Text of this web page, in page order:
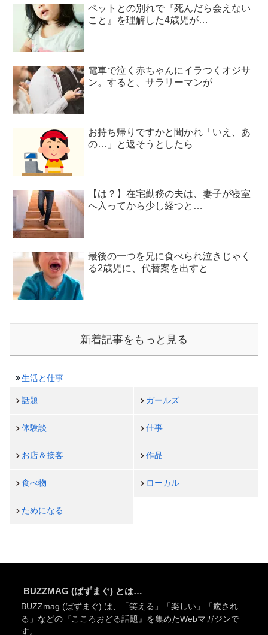
ペットとの別れで『死んだら会えない
こと』を理解した4歳児が…
電車で泣く赤ちゃんにイラつくオジサ
ン。すると、サラリーマンが
お持ち帰りですかと聞かれ「いえ、あ
の…」と返そうとしたら
【は？】在宅勤務の夫は、妻子が寝室
へ入ってから少し経つと…
最後の一つを兄に食べられ泣きじゃく
る2歳児に、代替案を出すと
新着記事をもっと見る
生活と仕事
話題 ガールズ
体験談 仕事
お店＆接客 作品
食べ物 ローカル
ためになる
BUZZMAG (ばずまぐ) とは…
BUZZmag (ばずまぐ) は、「笑える」「楽しい」「癒され
る」などの『こころおどる話題』を集めたWebマガジンで
す。